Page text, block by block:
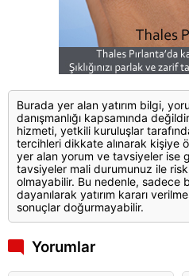
Burada yer alan yatırım bilgi,
danışmanlığı kapsamında
hizmeti, yetkili kuruluşlar
tercihleri dikkate alınarak kişiye
yer alan yorum ve tavsiyeler ise
tavsiyeler mali durumunuz ile
olmayabilir. Bu nedenle, sadece
dayanılarak yatırım kararı
sonuçlar doğurmayabilir.
Yorumlar